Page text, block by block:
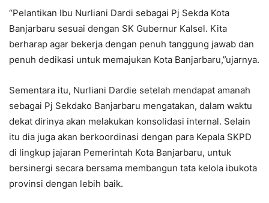
“Pelantikan Ibu Nurliani Dardi sebagai Pj Sekda Kota
Banjarbaru sesuai dengan SK Gubernur Kalsel. Kita
berharap agar bekerja dengan penuh tanggung jawab dan
penuh dedikasi untuk memajukan Kota Banjarbaru,”ujarnya.
Sementara itu, Nurliani Dardie setelah mendapat amanah
sebagai Pj Sekdako Banjarbaru mengatakan, dalam waktu
dekat dirinya akan melakukan konsolidasi internal. Selain
itu dia juga akan berkoordinasi dengan para Kepala SKPD
di lingkup jajaran Pemerintah Kota Banjarbaru, untuk
bersinergi secara bersama membangun tata kelola ibukota
provinsi dengan lebih baik.